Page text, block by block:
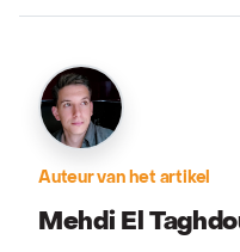
Auteur van het artikel
Mehdi El